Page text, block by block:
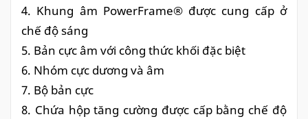
4. Khung âm PowerFrame® được cung cấp ở
chế độ sáng
5. Bản cực âm với công thức khối đặc biệt
6. Nhóm cực dương và âm
7. Bộ bản cực
8. Chứa hộp tăng cường được cấp bằng chế độ